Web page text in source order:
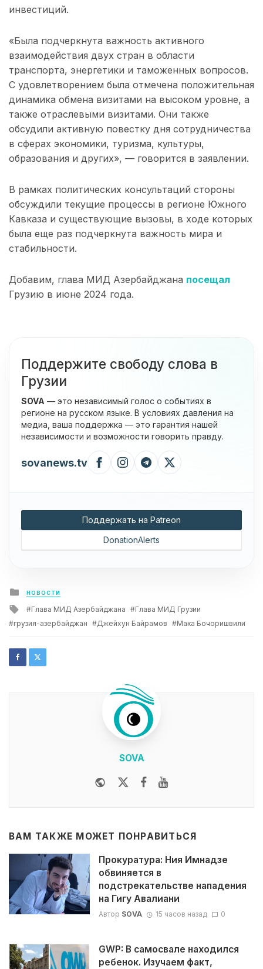
инвестиций.
«Была подчеркнута важность активного
взаимодействия двух стран в области
транспорта, энергетики и таможенных вопросов.
С удовлетворением была отмечена положительная
динамика обмена визитами на высоком уровне, а
также отраслевыми визитами. Они также
обсудили активную повестку дня сотрудничества
в сферах экономики, туризма, культуры,
образования и других», — говорится в заявлении.
В рамках политических консультаций стороны
обсуждили текущие процессы в регионе Южного
Кавказа и существующие вызовы, в ходе которых
была еще раз подчеркнута важность мира и
стабильности.
Добавим, глава МИД Азербайджана посещал
Грузию в июне 2024 года.
Поддержите свободу слова в
Грузии
SOVA — это независимый голос о событиях в
регионе на русском языке. В условиях давления на
медиа, ваша поддержка — это гарантия нашей
независимости и возможности говорить правду.
sovanews.tv
Поддержать на Patreon
DonationAlerts
Posted
in
НОВОСТИ
Tagged
Глава МИД Азербайджана
Глава МИД Грузии
грузия-азербайджан
Джейхун Байрамов Мака Бочоришвили
SOVA
WebsiteTwitterFacebook
ВАМ ТАКЖЕ МОЖЕТ ПОНРАВИТЬСЯ
Прокуратура: Ния Имнадзе
обвиняется в
подстрекательстве нападения
на Гигу Авалиани
Автор SOVA 15 часов назад 0
GWP: В самосвале находился
ребенок. Изучаем факт,